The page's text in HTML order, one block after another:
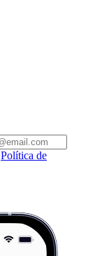
Política de